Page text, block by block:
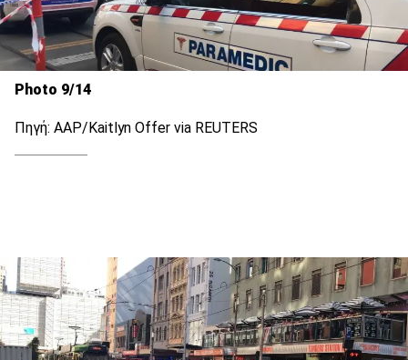
Photo 9/14
Πηγή: AAP/Kaitlyn Offer via REUTERS